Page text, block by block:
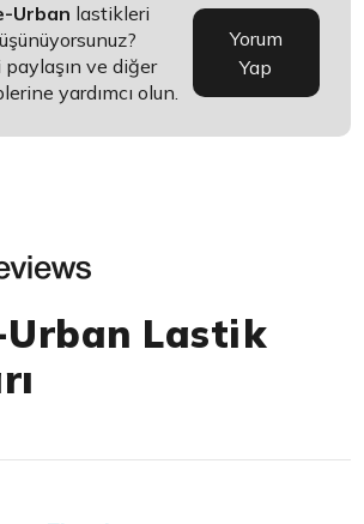
Urban lastikleri
ve diğer
yardımcı olun.
Yorum
Yap
Urban Lastik